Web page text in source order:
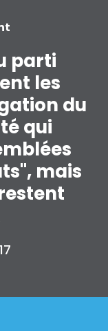
parti
les
du
qui
mais